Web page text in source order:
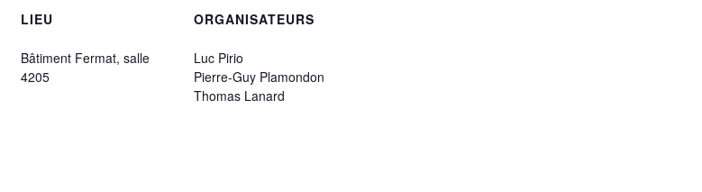
LIEU
Bâtiment Fermat, salle
4205
ORGANISATEURS
Luc Pirio
Pierre-Guy Plamondon
Thomas Lanard